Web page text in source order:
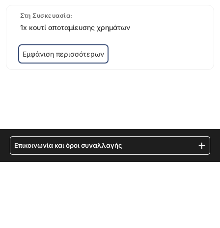
Στη Συσκευασία:
1x κουτί αποταμίευσης χρημάτων
Εμφάνιση περισσότερων
Επικοινωνία και όροι συναλλαγής